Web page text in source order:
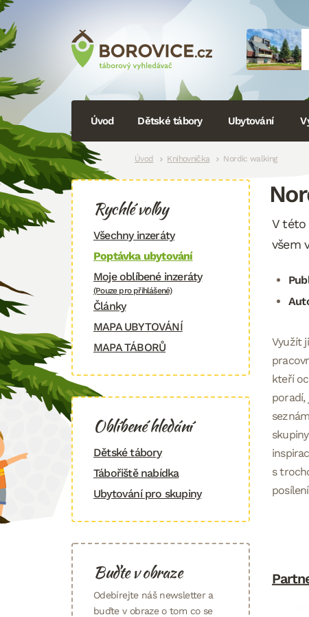
Navigace
Úvod Dětské tábory Ubytování
Drobečková
Úvod Knihovnička Nordic walking
V této
všem
Využít
kteří
poradí,
s
Rychlé volby
Všechny inzeráty
Poptávka ubytování
Moje oblíbené inzeráty
(Pouze pro přihlášené)
Články
MAPA UBYTOVÁNÍ
MAPA TÁBORŮ
Oblíbené hledání
Dětské tábory
Tábořiště nabídka
Ubytování pro skupiny
Buďte v obraze
Odebírejte náš newsletter a
buďte v obraze o tom co se